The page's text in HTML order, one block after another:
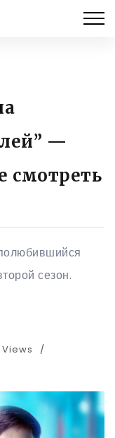
—
смотреть
сезон.